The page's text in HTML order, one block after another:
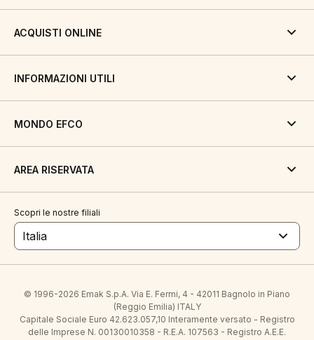
ACQUISTI ONLINE
INFORMAZIONI UTILI
MONDO EFCO
AREA RISERVATA
Scopri le nostre filiali
Italia
© 1996-2026 Emak S.p.A. Via E. Fermi, 4 - 42011 Bagnolo in Piano
(Reggio Emilia) ITALY
Capitale Sociale Euro 42.623.057,10 Interamente versato - Registro
delle Imprese N. 00130010358 - R.E.A. 107563 - Registro A.E.E.